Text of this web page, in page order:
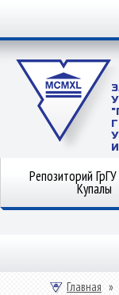
Репозиторий
Купалы
Главная »